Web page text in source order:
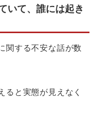
いて、誰には起き
関する不安な話が数
ると実態が見えなく